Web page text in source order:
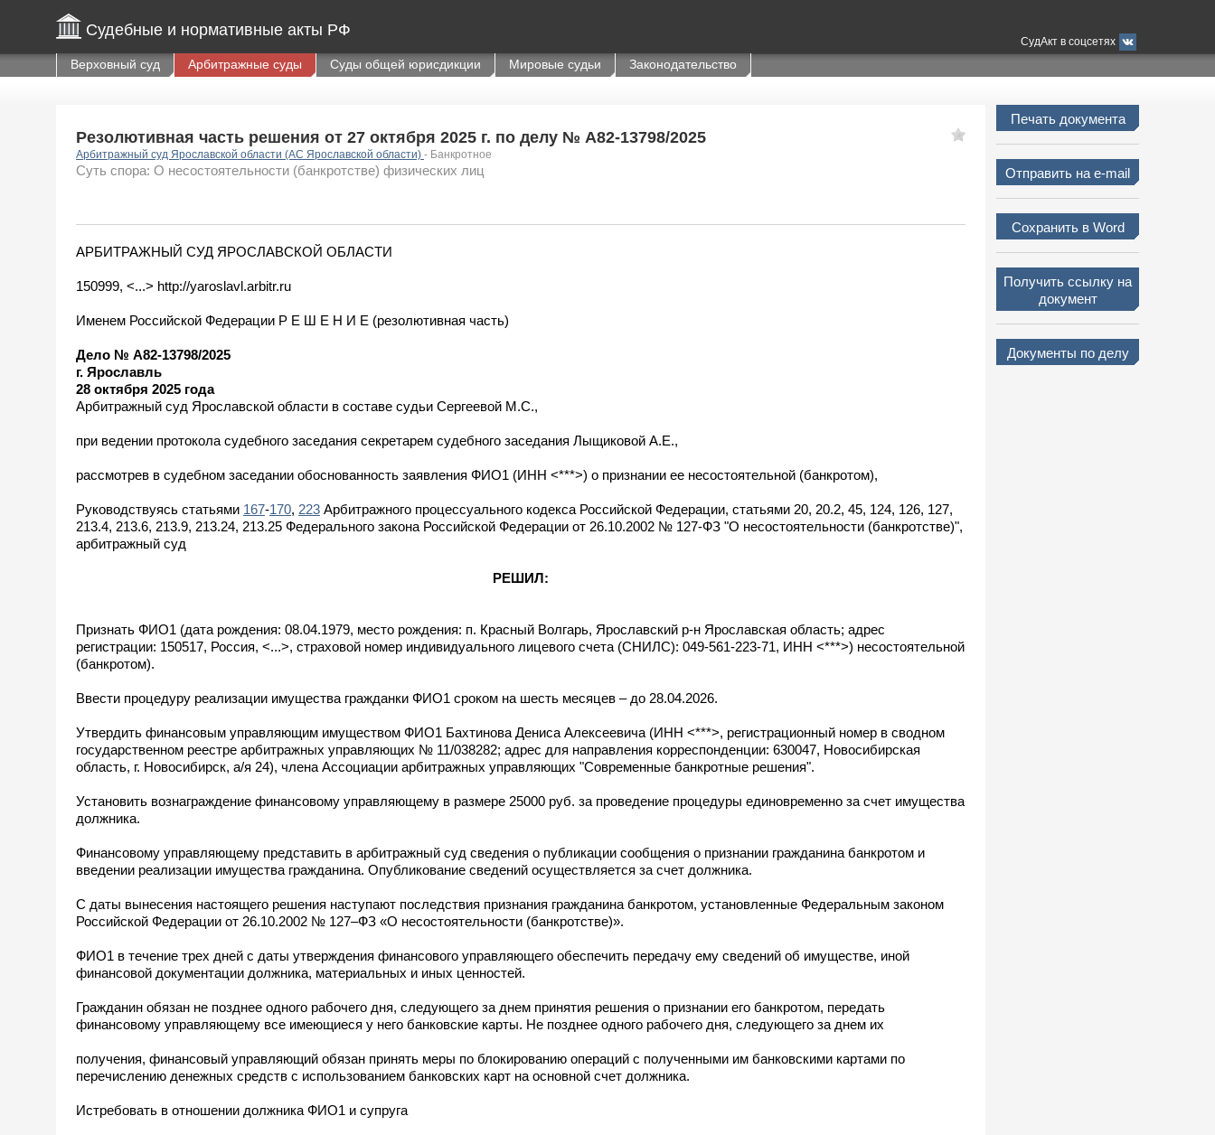
Судебные и нормативные акты РФ
СудАкт в соцсетях
Верховный суд Арбитражные суды Суды общей юрисдикции Мировые судьи Законодательство
Резолютивная часть решения от 27 октября 2025 г. по делу № А82-13798/2025
Арбитражный суд Ярославской области (АС Ярославской области) - Банкротное
Суть спора: О несостоятельности (банкротстве) физических лиц
АРБИТРАЖНЫЙ СУД ЯРОСЛАВСКОЙ ОБЛАСТИ
150999, <...> http://yaroslavl.arbitr.ru
Именем Российской Федерации Р Е Ш Е Н И Е (резолютивная часть)
Дело № А82-13798/2025
г. Ярославль
28 октября 2025 года
Арбитражный суд Ярославской области в составе судьи Сергеевой М.С.,
при ведении протокола судебного заседания секретарем судебного заседания Лыщиковой А.Е.,
рассмотрев в судебном заседании обоснованность заявления ФИО1 (ИНН <***>) о признании ее несостоятельной (банкротом),
Руководствуясь статьями 167-170, 223 Арбитражного процессуального кодекса Российской Федерации, статьями 20, 20.2, 45, 124, 126, 127,
213.4, 213.6, 213.9, 213.24, 213.25 Федерального закона Российской Федерации от 26.10.2002 № 127-ФЗ "О несостоятельности (банкротстве)",
арбитражный суд
РЕШИЛ:
Признать ФИО1 (дата рождения: 08.04.1979, место рождения: п. Красный Волгарь, Ярославский р-н Ярославская область; адрес
регистрации: 150517, Россия, <...>, страховой номер индивидуального лицевого счета (СНИЛС): 049-561-223-71, ИНН <***>) несостоятельной
(банкротом).
Ввести процедуру реализации имущества гражданки ФИО1 сроком на шесть месяцев – до 28.04.2026.
Утвердить финансовым управляющим имуществом ФИО1 Бахтинова Дениса Алексеевича (ИНН <***>, регистрационный номер в сводном
государственном реестре арбитражных управляющих № 11/038282; адрес для направления корреспонденции: 630047, Новосибирская
область, г. Новосибирск, а/я 24), члена Ассоциации арбитражных управляющих "Современные банкротные решения".
Установить вознаграждение финансовому управляющему в размере 25000 руб. за проведение процедуры единовременно за счет имущества
должника.
Финансовому управляющему представить в арбитражный суд сведения о публикации сообщения о признании гражданина банкротом и
введении реализации имущества гражданина. Опубликование сведений осуществляется за счет должника.
С даты вынесения настоящего решения наступают последствия признания гражданина банкротом, установленные Федеральным законом
Российской Федерации от 26.10.2002 № 127–ФЗ «О несостоятельности (банкротстве)».
ФИО1 в течение трех дней с даты утверждения финансового управляющего обеспечить передачу ему сведений об имуществе, иной
финансовой документации должника, материальных и иных ценностей.
Гражданин обязан не позднее одного рабочего дня, следующего за днем принятия решения о признании его банкротом, передать
финансовому управляющему все имеющиеся у него банковские карты. Не позднее одного рабочего дня, следующего за днем их
получения, финансовый управляющий обязан принять меры по блокированию операций с полученными им банковскими картами по
перечислению денежных средств с использованием банковских карт на основной счет должника.
Истребовать в отношении должника ФИО1 и супруга
Печать документа
Отправить на e-mail
Сохранить в Word
Получить ссылку на
документ
Документы по делу